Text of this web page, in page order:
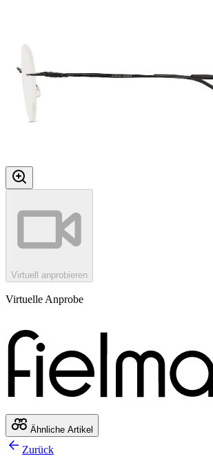
Virtuell anprobieren
Virtuelle Anprobe
Ähnliche Artikel
Zurück